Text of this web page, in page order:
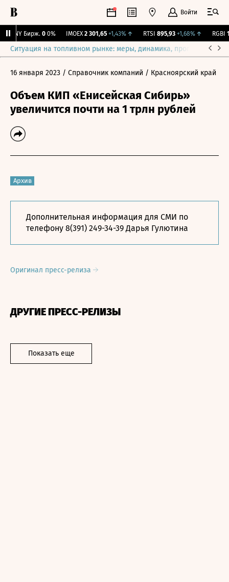
Войти
CNY Бирж. 0 0% IMOEX 2 301,65 +1,43%↑ RTSI 895,93 +1,68%↑ RGBI
Ситуация на топливном рынке: меры, динамика, прогнозы
16 января 2023 / Справочник компаний / Красноярский край
Объем КИП «Енисейская Сибирь»
увеличится почти на 1 трлн рублей
Архив
Дополнительная информация для СМИ по
телефону 8(391) 249-34-39 Дарья Гулютина
Оригинал пресс-релиза
ДРУГИЕ ПРЕСС-РЕЛИЗЫ
Показать еще